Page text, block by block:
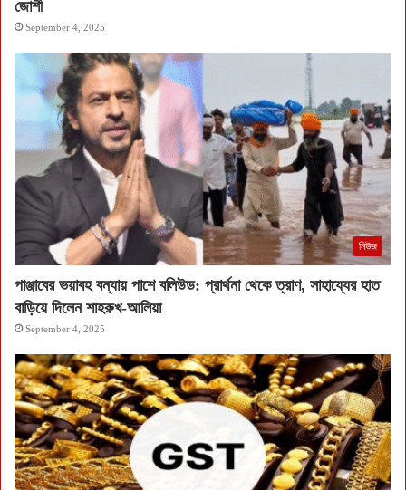
জোশী
September 4, 2025
নিউজ
পাঞ্জাবের ভয়াবহ বন্যায় পাশে বলিউড: প্রার্থনা থেকে ত্রাণ, সাহায্যের হাত
বাড়িয়ে দিলেন শাহরুখ-আলিয়া
September 4, 2025